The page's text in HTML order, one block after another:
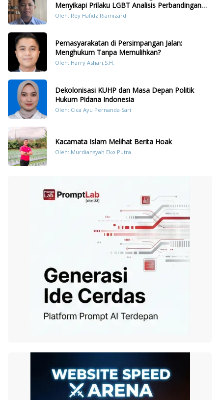
Menyikapi Prilaku LGBT Analisis Perbandingan
Dengan Hukum Pidana
Oleh: Rey Hafidz Riamizard
Pemasyarakatan di Persimpangan Jalan:
Menghukum Tanpa Memulihkan?
Oleh: Harry Ashari,S.H.
Dekolonisasi KUHP dan Masa Depan Politik
Hukum Pidana Indonesia
Oleh: Cica Ayu Pernanda Sari
Kacamata Islam Melihat Berita Hoak
Oleh: Murdiansyah Eko Putra